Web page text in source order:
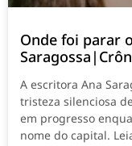
Onde foi parar
A escritora Ana
tristeza silenciosa
em progresso
nome do capital.